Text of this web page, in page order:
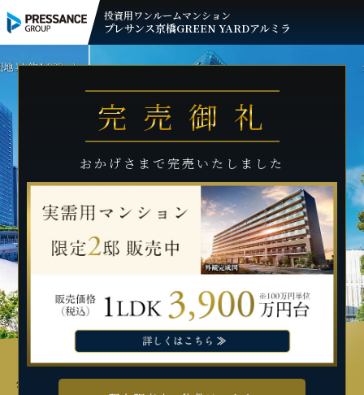
投資用ワンルームマンション
プレサンス京橋GREEN YARDアルミラ
完売御礼
おかげさまで完売いたしました
外観完成予想図